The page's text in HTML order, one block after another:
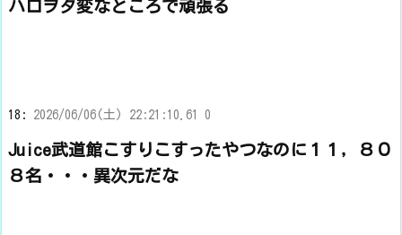
ハロヲタ変なところで頑張る
18: 2026/06/06(土) 22:21:10.61 0
Juice武道館こすりこすったやつなのに１１，８０
８名・・・異次元だな